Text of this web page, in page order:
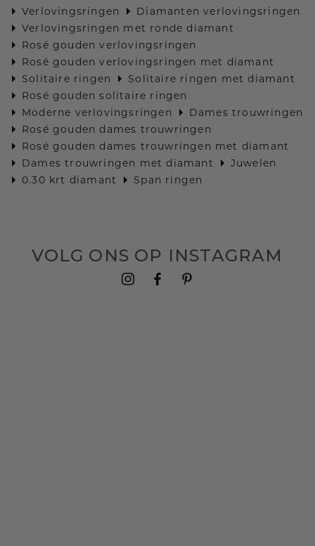
Verlovingsringen
Diamanten verlovingsringen
Verlovingsringen met ronde diamant
Rosé gouden verlovingsringen
Rosé gouden verlovingsringen met diamant
Solitaire ringen
Solitaire ringen met diamant
Rosé gouden solitaire ringen
Moderne verlovingsringen
Dames trouwringen
Rosé gouden dames trouwringen
Rosé gouden dames trouwringen met diamant
Dames trouwringen met diamant
Juwelen
0.30 krt diamant
Span ringen
VOLG ONS OP INSTAGRAM